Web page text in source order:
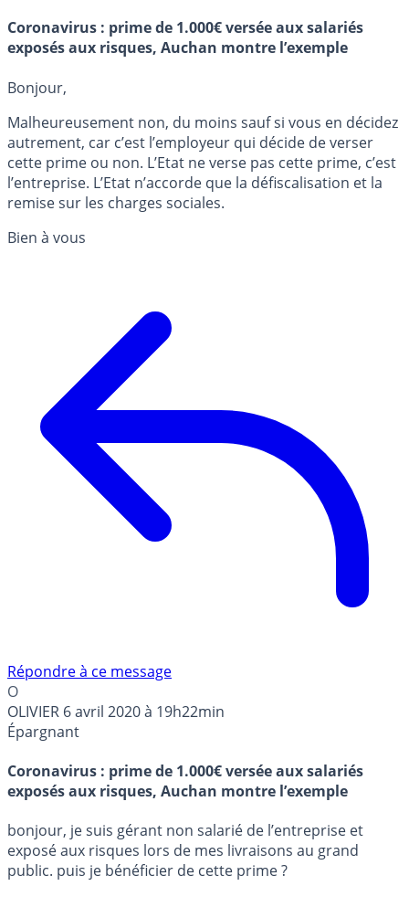
Coronavirus : prime de 1.000€ versée aux salariés
exposés aux risques, Auchan montre l’exemple
Bonjour,
Malheureusement non, du moins sauf si vous en décidez
autrement, car c’est l’employeur qui décide de verser
cette prime ou non. L’Etat ne verse pas cette prime, c’est
l’entreprise. L’Etat n’accorde que la défiscalisation et la
remise sur les charges sociales.
Bien à vous
Répondre à ce message
O
OLIVIER 6 avril 2020 à 19h22min
Épargnant
Coronavirus : prime de 1.000€ versée aux salariés
exposés aux risques, Auchan montre l’exemple
bonjour, je suis gérant non salarié de l’entreprise et
exposé aux risques lors de mes livraisons au grand
public. puis je bénéficier de cette prime ?